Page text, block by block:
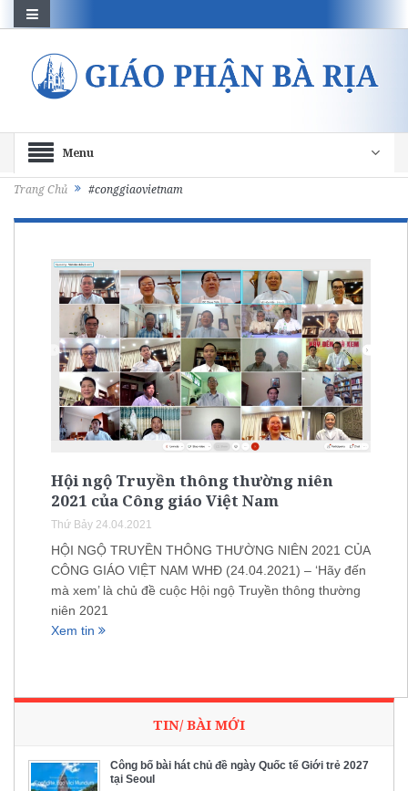
Menu
Trang Chủ #conggiaovietnam
Hội ngộ Truyền thông thường niên
2021 của Công giáo Việt Nam
Thứ Bảy 24.04.2021
HỘI NGỘ TRUYỀN THÔNG THƯỜNG NIÊN 2021 CỦA
CÔNG GIÁO VIỆT NAM WHĐ (24.04.2021) – ‘Hãy đến
mà xem’ là chủ đề cuộc Hội ngộ Truyền thông thường
niên 2021
Xem tin
TIN/ BÀI MỚI
Công bố bài hát chủ đề ngày Quốc tế Giới trẻ 2027
tại Seoul